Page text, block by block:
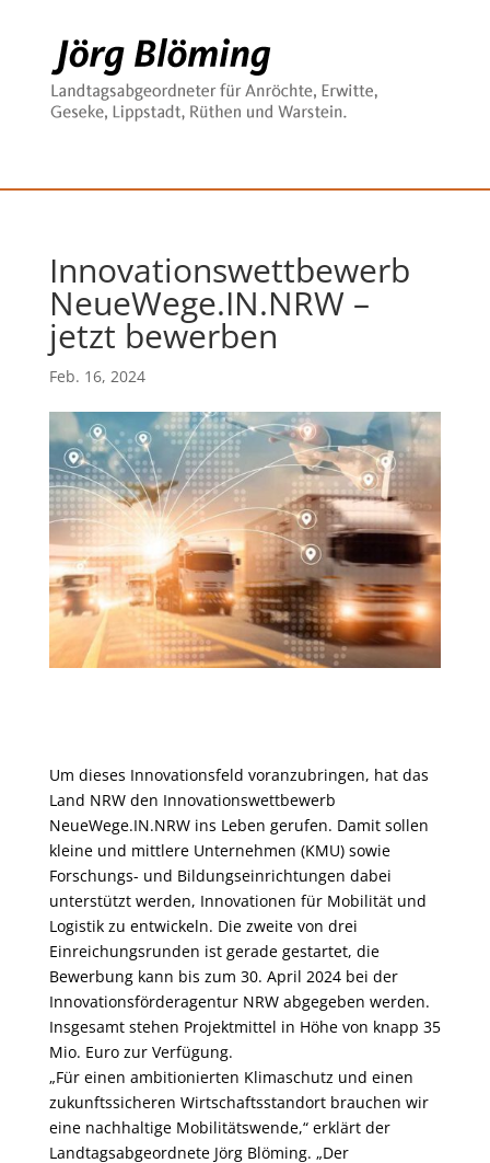
Innovationswettbewerb
NeueWege.IN.NRW –
jetzt bewerben
Feb. 16, 2024
Um dieses Innovationsfeld voranzubringen, hat das
Land NRW den Innovationswettbewerb
NeueWege.IN.NRW ins Leben gerufen. Damit sollen
kleine und mittlere Unternehmen (KMU) sowie
Forschungs- und Bildungseinrichtungen dabei
unterstützt werden, Innovationen für Mobilität und
Logistik zu entwickeln. Die zweite von drei
Einreichungsrunden ist gerade gestartet, die
Bewerbung kann bis zum 30. April 2024 bei der
Innovationsförderagentur NRW abgegeben werden.
Insgesamt stehen Projektmittel in Höhe von knapp 35
Mio. Euro zur Verfügung.
„Für einen ambitionierten Klimaschutz und einen
zukunftssicheren Wirtschaftsstandort brauchen wir
eine nachhaltige Mobilitätswende,“ erklärt der
Landtagsabgeordnete Jörg Blöming. „Der